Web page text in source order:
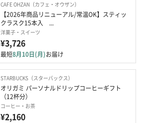
CAFE OHZAN（カフェ・オウザン）
【2026年商品リニューアル/常温OK】スティッ
クラスク15本入　...
洋菓子・スイーツ
¥3,726
最短8月10日(月)お届け
STARBUCKS（スターバックス）
オリガミ パーソナルドリップコーヒーギフト
（12杯分）
コーヒー・お茶
¥2,160